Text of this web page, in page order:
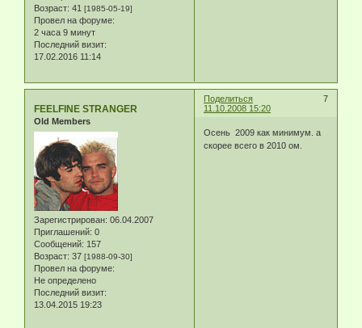
Возраст: 41 [1985-05-19]
Провел на форуме:
2 часа 9 минут
Последний визит:
17.02.2016 11:14
Поделиться
7
11.10.2008 15:20
FEELFINE STRANGER
Old Members
Зарегистрирован: 06.04.2007
Приглашений: 0
Сообщений: 157
Возраст: 37 [1988-09-30]
Провел на форуме:
Не определено
Последний визит:
13.04.2015 19:23
Осень 2009 как минимум. а
скорее всего в 2010 ом.